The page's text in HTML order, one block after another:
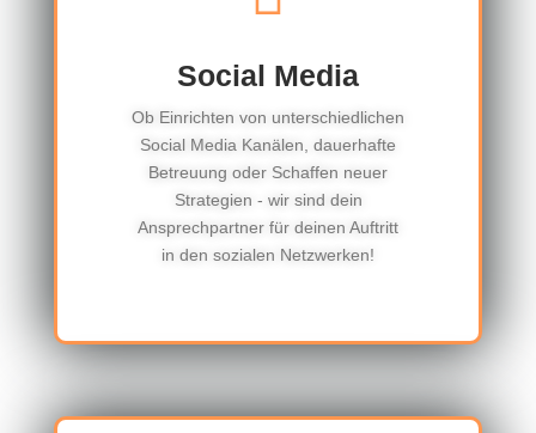
Social Media
Ob Einrichten von unterschiedlichen
Social Media Kanälen, dauerhafte
Betreuung oder Schaffen neuer
Strategien - wir sind dein
Ansprechpartner für deinen Auftritt
in den sozialen Netzwerken!